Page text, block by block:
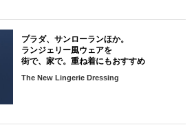
プラダ、サンローランほか。
ランジェリー風ウェアを
街で、家で。重ね着にもおすすめ
The New Lingerie Dressing